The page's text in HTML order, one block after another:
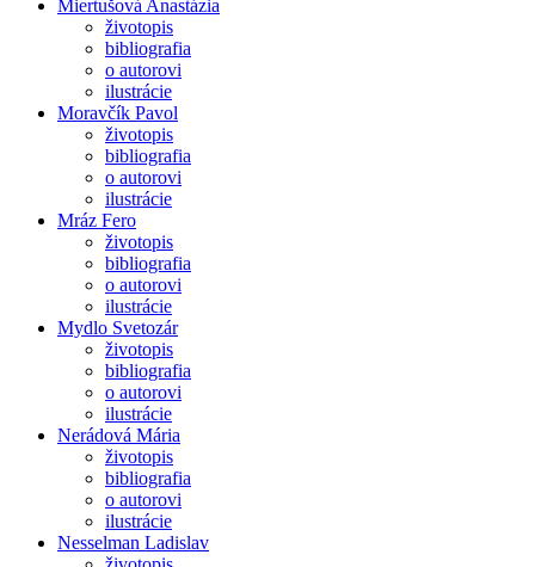
Miertušová Anastázia
životopis
bibliografia
o autorovi
ilustrácie
Moravčík Pavol
životopis
bibliografia
o autorovi
ilustrácie
Mráz Fero
životopis
bibliografia
o autorovi
ilustrácie
Mydlo Svetozár
životopis
bibliografia
o autorovi
ilustrácie
Nerádová Mária
životopis
bibliografia
o autorovi
ilustrácie
Nesselman Ladislav